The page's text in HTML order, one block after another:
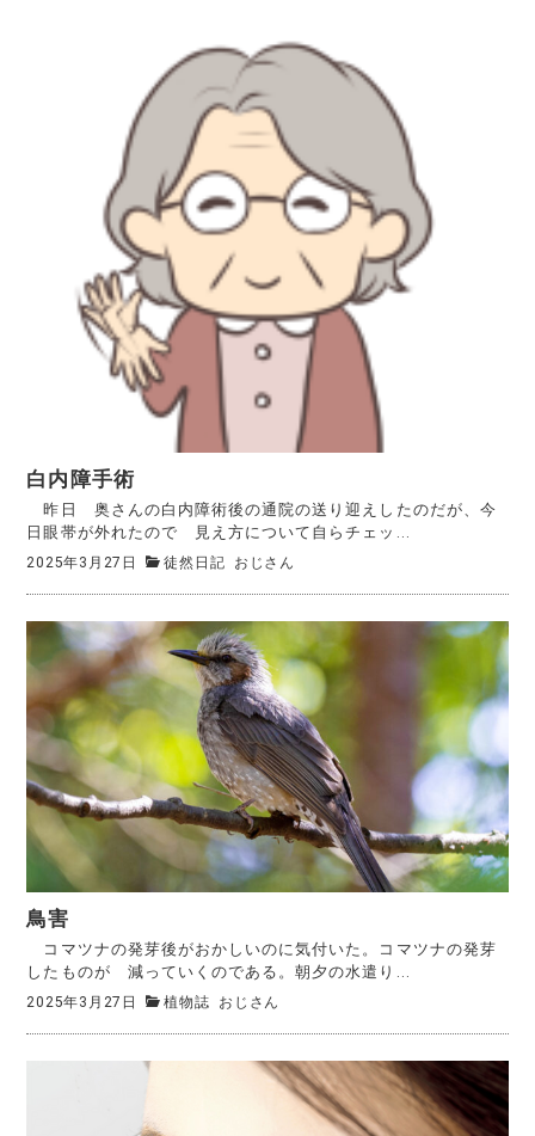
白内障手術
昨日 奥さんの白内障術後の通院の送り迎えしたのだが、今
日眼帯が外れたので 見え方について自らチェッ...
2025年3月27日 徒然日記 おじさん
鳥害
コマツナの発芽後がおかしいのに気付いた。コマツナの発芽
したものが 減っていくのである。朝夕の水遣り...
2025年3月27日 植物誌 おじさん